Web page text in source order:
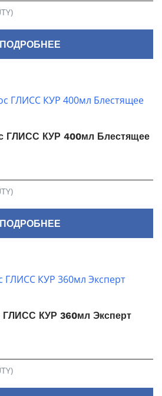
ПОДРОБНЕЕ
ГЛИСС КУР 400мл Блестящее
ПОДРОБНЕЕ
ГЛИСС КУР 360мл Эксперт